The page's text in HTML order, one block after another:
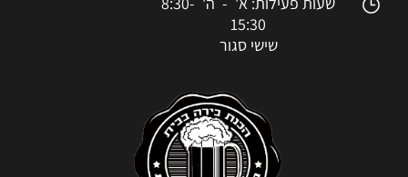
15:30
שישי סגור